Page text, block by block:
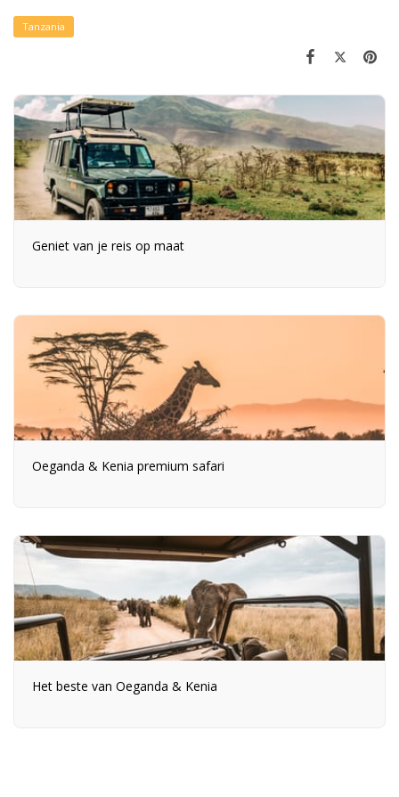
Tanzania
Geniet van je reis op maat
Oeganda & Kenia premium safari
Het beste van Oeganda & Kenia